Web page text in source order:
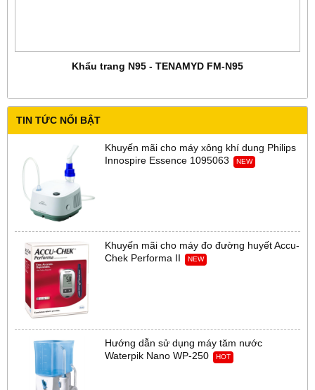
Khẩu trang N95 - TENAMYD FM-N95
TIN TỨC NỔI BẬT
Khuyến mãi cho máy xông khí dung Philips
Innospire Essence 1095063
NEW
Khuyến mãi cho máy đo đường huyết Accu-
Chek Performa II
NEW
Hướng dẫn sử dụng máy tăm nước
Waterpik Nano WP-250
HOT